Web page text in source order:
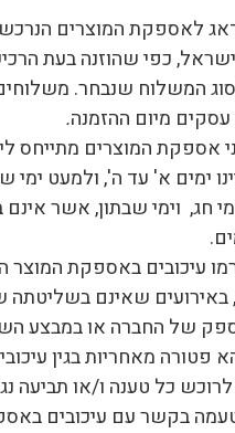
לאספקת המוצרים
כפי שהוזנה בעת
המשלוח שנבחר.
.
אספקת המוצרים מתייחס
ימים א' עד ה', ולמעט ימי
חג, וימי שבתון, אשר
עיכובים באספקת המוצר
באירועים שאינם בשליטתה
של החברה או במבצע
פטורה מאחריות בגין
כל טענה ו/או תביעה
בקשר עם עיכובים